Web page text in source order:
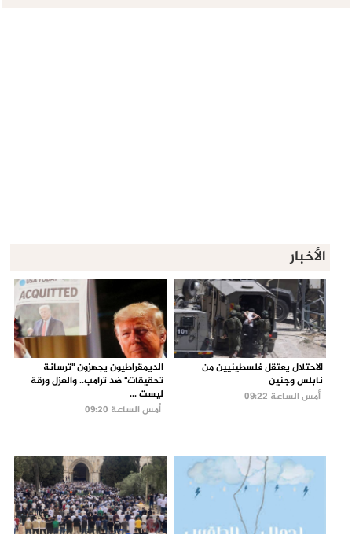
الأخبار
الاحتلال يعتقل فلسطينيين من
نابلس وجنين
أمس الساعة 09:22
الديمقراطيون يجهزون "ترسانة
تحقيقات" ضد ترامب.. والعزل ورقة
ليست ...
أمس الساعة 09:20